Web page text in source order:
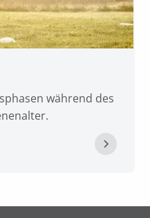
während des